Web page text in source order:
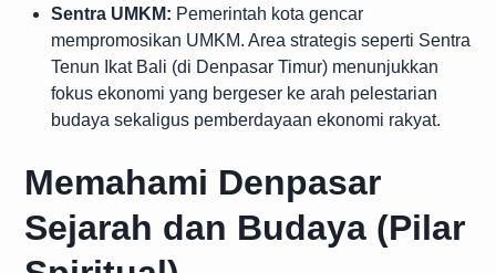
Sentra UMKM: Pemerintah kota gencar
mempromosikan UMKM. Area strategis seperti Sentra
Tenun Ikat Bali (di Denpasar Timur) menunjukkan
fokus ekonomi yang bergeser ke arah pelestarian
budaya sekaligus pemberdayaan ekonomi rakyat.
Memahami Denpasar
Sejarah dan Budaya (Pilar